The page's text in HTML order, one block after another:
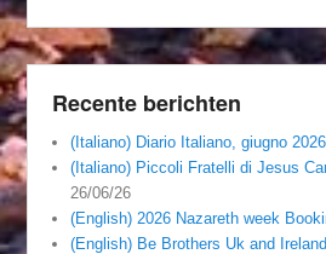
Recente berichten
(Italiano) Diario Italiano, giugno 2026
(Italiano) Piccoli Fratelli di Jesus
26/06/26
(English) 2026 Nazareth week
(English) Be Brothers Uk and